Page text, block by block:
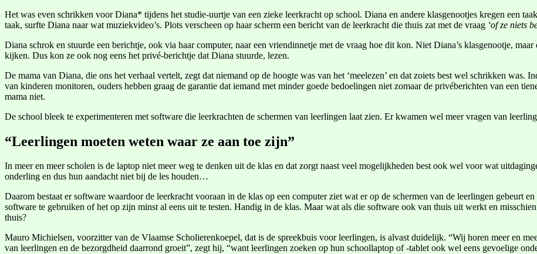
Het was even schrikken voor Diana* tijdens het studie-uurtje van een zieke leerkracht op school. Diana en andere klasgenootjes kregen een
taak, surfte Diana naar wat muziekvideo’s. Plots verscheen op haar scherm een bericht van de leerkracht die thuis zat met de vraag ‘of ze niets
Diana schrok en stuurde een berichtje, ook via haar computer, naar een vriendinnetje met de vraag hoe dit kon. Niet Diana’s klasgenootje,
kijken. Dus kon ze ook nog eens het privé-berichtje dat Diana stuurde, lezen.
De mama van Diana, die ons het verhaal vertelt, zegt dat niemand op de hoogte was van het ‘meelezen’ en dat zoiets best wel schrikken was.
van kinderen monitoren, ouders hebben graag de garantie dat iemand met minder goede bedoelingen niet zomaar de privéberichten van een
mama niet.
De school bleek te experimenteren met software die leerkrachten de schermen van leerlingen laat zien. Er kwamen wel meer vragen van
“Leerlingen moeten weten waar ze aan toe zijn”
In meer en meer scholen is de laptop niet meer weg te denken uit de klas en dat zorgt naast veel mogelijkheden best ook wel voor wat
onderling en dus hun aandacht niet bij de les houden…
Daarom bestaat er software waardoor de leerkracht vooraan in de klas op een computer ziet wat er op de schermen van de leerlingen gebeurt
software te gebruiken of het op zijn minst al eens uit te testen. Handig in de klas. Maar wat als die software ook van thuis uit werkt en
thuis?
Mauro Michielsen, voorzitter van de Vlaamse Scholierenkoepel, dat is de spreekbuis voor leerlingen, is alvast duidelijk. “Wij horen meer en
van leerlingen en de bezorgdheid daarrond groeit”, zegt hij, “want leerlingen zoeken op hun schoollaptop of -tablet ook wel eens gevoelige